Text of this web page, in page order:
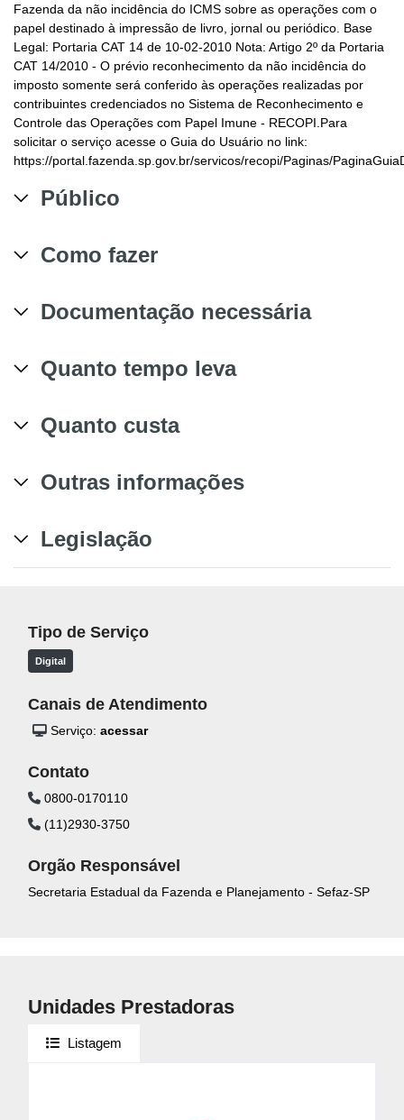
Fazenda da não incidência do ICMS sobre as operações com o
papel destinado à impressão de livro, jornal ou periódico. Base
Legal: Portaria CAT 14 de 10-02-2010 Nota: Artigo 2º da Portaria
CAT 14/2010 - O prévio reconhecimento da não incidência do
imposto somente será conferido às operações realizadas por
contribuintes credenciados no Sistema de Reconhecimento e
Controle das Operações com Papel Imune - RECOPI.Para
solicitar o serviço acesse o Guia do Usuário no link:
https://portal.fazenda.sp.gov.br/servicos/recopi/Paginas/
Público
Como fazer
Documentação necessária
Quanto tempo leva
Quanto custa
Outras informações
Legislação
Tipo de Serviço
Digital
Canais de Atendimento
Serviço: acessar
Contato
0800-0170110
(11)2930-3750
Orgão Responsável
Secretaria Estadual da Fazenda e Planejamento - Sefaz-SP
Unidades Prestadoras
Listagem